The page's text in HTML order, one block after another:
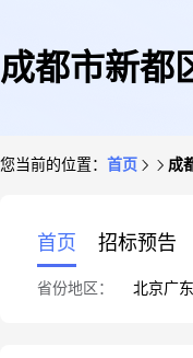
成都市新都
您当前的位置： 首页 成
首页 招标预告
省份地区： 北京广东